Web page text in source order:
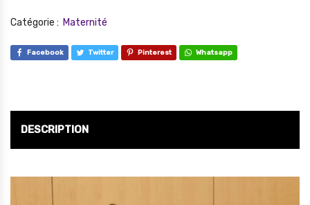
Catégorie : Maternité
Facebook Twitter Pinterest Whatsapp
DESCRIPTION